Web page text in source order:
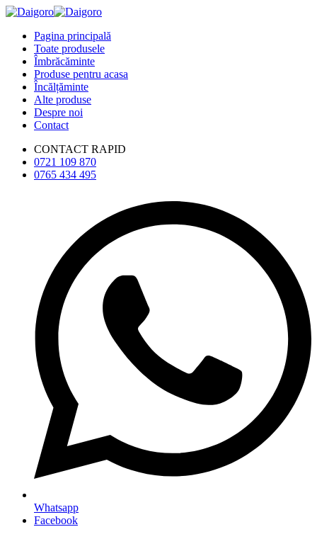
Pagina principală
Toate produsele
Îmbrăcăminte
Produse pentru acasa
Încălțăminte
Alte produse
Despre noi
Contact
CONTACT RAPID
0721 109 870
0765 434 495
Whatsapp
Facebook